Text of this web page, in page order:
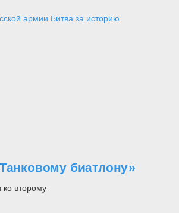
армии Битва за историю
биатлону»
ко второму